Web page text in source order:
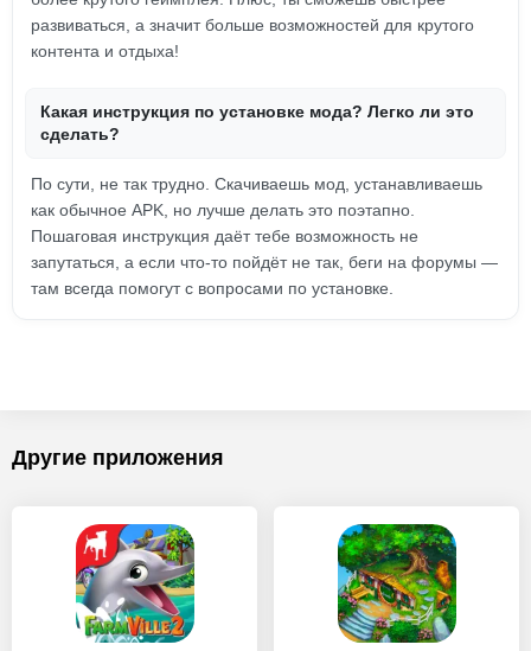
развиваться, а значит больше возможностей для крутого
контента и отдыха!
Какая инструкция по установке мода? Легко ли это
сделать?
По сути, не так трудно. Скачиваешь мод, устанавливаешь
как обычное APK, но лучше делать это поэтапно.
Пошаговая инструкция даёт тебе возможность не
запутаться, а если что-то пойдёт не так, беги на форумы —
там всегда помогут с вопросами по установке.
Другие приложения